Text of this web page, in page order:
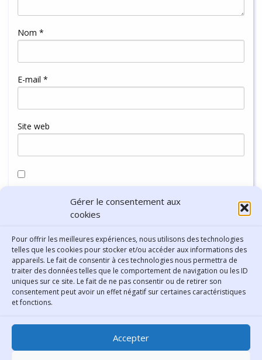
Gérer le consentement aux
cookies
Pour offrir les meilleures expériences, nous utilisons des technologies
telles que les cookies pour stocker et/ou accéder aux informations des
appareils. Le fait de consentir à ces technologies nous permettra de
traiter des données telles que le comportement de navigation ou les ID
uniques sur ce site. Le fait de ne pas consentir ou de retirer son
consentement peut avoir un effet négatif sur certaines caractéristiques
et fonctions.
Accepter
Nom *
E-mail *
Site web
navigateur pour mon prochain commentaire.
Bibliothèque municipale de
Lyon